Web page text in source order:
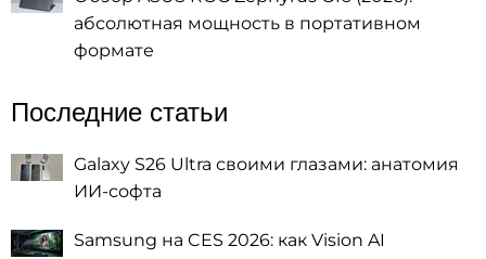
абсолютная мощность в портативном
формате
Последние статьи
Galaxy S26 Ultra своими глазами: анатомия
ИИ-софта
Samsung на CES 2026: как Vision AI